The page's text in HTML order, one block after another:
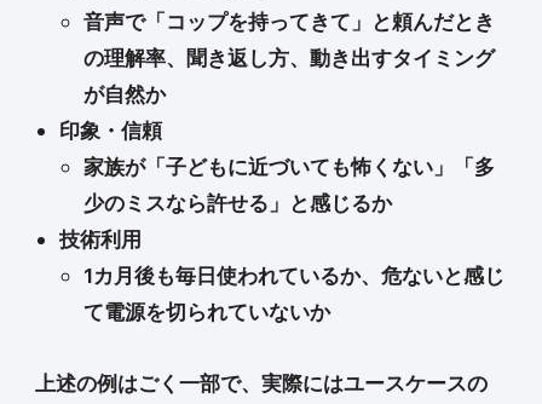
音声で「コップを持ってきて」と頼んだとき
の理解率、聞き返し方、動き出すタイミング
が自然か
印象・信頼
家族が「子どもに近づいても怖くない」「多
少のミスなら許せる」と感じるか
技術利用
1カ月後も毎日使われているか、危ないと感じ
て電源を切られていないか
上述の例はごく一部で、実際にはユースケースの